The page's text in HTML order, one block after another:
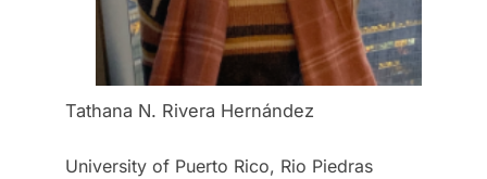
Tathana N. Rivera Hernández
University of Puerto Rico, Rio Piedras